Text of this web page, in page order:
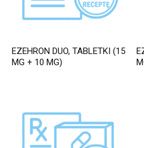
EZEHRON DUO, TABLETKI (15
MG + 10 MG)